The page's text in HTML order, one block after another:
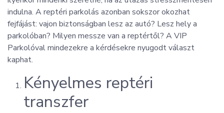
indulna. A reptéri parkolás azonban sokszor okozhat
fejfájást: vajon biztonságban lesz az autó? Lesz hely a
parkolóban? Milyen messze van a reptértől? A VIP
Parkolóval mindezekre a kérdésekre nyugodt választ
kaphat.
Kényelmes reptéri
transzfer